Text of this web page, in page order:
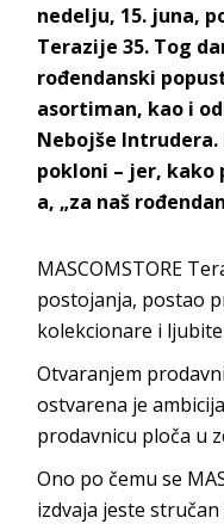
nedelju, 15. juna,
Terazije 35. Tog
rođendanski
asortiman, kao i
Nebojše
pokloni – jer, kako
a, „za naš
MASCOMSTORE
postojanja, postao
kolekcionare i
Otvaranjem
ostvarena je
prodavnicu ploča u
Ono po čemu se
izdvaja jeste